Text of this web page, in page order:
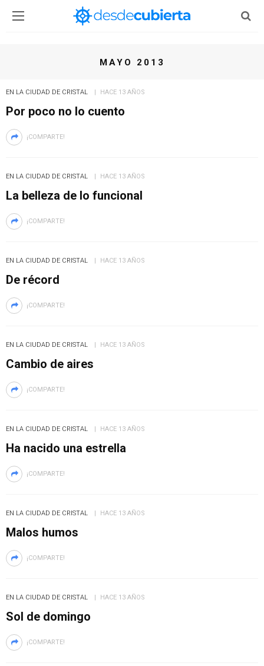
MAYO 2013
EN LA CIUDAD DE CRISTAL HACE 13 AÑOS
Por poco no lo cuento
¡COMPARTE!
EN LA CIUDAD DE CRISTAL HACE 13 AÑOS
La belleza de lo funcional
¡COMPARTE!
EN LA CIUDAD DE CRISTAL HACE 13 AÑOS
De récord
¡COMPARTE!
EN LA CIUDAD DE CRISTAL HACE 13 AÑOS
Cambio de aires
¡COMPARTE!
EN LA CIUDAD DE CRISTAL HACE 13 AÑOS
Ha nacido una estrella
¡COMPARTE!
EN LA CIUDAD DE CRISTAL HACE 13 AÑOS
Malos humos
¡COMPARTE!
EN LA CIUDAD DE CRISTAL HACE 13 AÑOS
Sol de domingo
¡COMPARTE!